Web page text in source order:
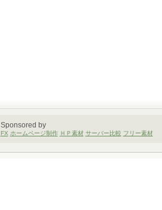
Sponsored by
FX ホームページ制作 ＨＰ素材 サーバー比較 フリー素材